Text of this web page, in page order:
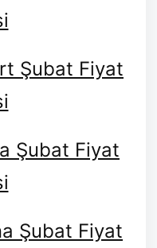
Şubat Fiyat
Şubat Fiyat
Şubat Fiyat